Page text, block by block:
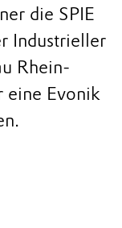
die SPIE
Industrieller
Rhein-
eine Evonik